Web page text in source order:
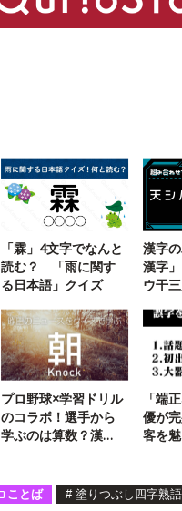
「霖」4文字でなんと
読む？ 「雨に関す
る日本語」クイズ
漢字
漢字
ウ干
プロ野球×学習ドリル
のコラボ！選手から
学ぶのは算数？漢
「端
優が
客を
ことば # 塗りつぶし四字熟語